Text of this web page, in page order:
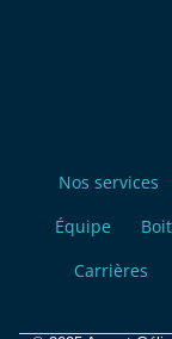
Nos services
Équipe
Carrières